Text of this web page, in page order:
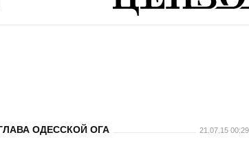
ОДЕССКОЙ ОГА 21.07.15 00:29